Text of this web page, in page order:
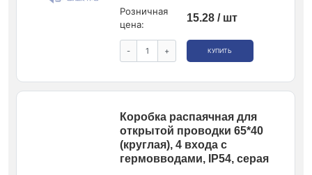
Розничная
цена:
15.28 / шт
- + КУПИТЬ
Коробка распаячная для
открытой проводки 65*40
(круглая), 4 входа с
гермовводами, IP54, серая